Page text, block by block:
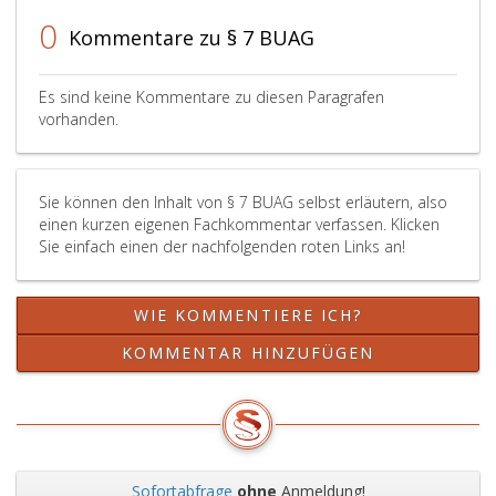
hat,
darf
nicht
vereinbart
werden,
wenn
Umstände
bereits
bei
Abschluß
der
bekannt
Geschieht
Urlaubsanspruch
ist,
Diese
verlängert
sich
bei
Inanspruchnahme
einer
Karenz
gemäß
dem
Karenzgesetz
Nr. 651
0 Kommentare zu § 7 BUAG
Es sind keine Kommentare zu diesen Paragrafen
vorhanden.
Sie können den Inhalt von § 7 BUAG selbst erläutern, also
einen kurzen eigenen Fachkommentar verfassen. Klicken
Sie einfach einen der nachfolgenden roten Links an!
WIE KOMMENTIERE ICH?
KOMMENTAR HINZUFÜGEN
Sofortabfrage ohne Anmeldung!